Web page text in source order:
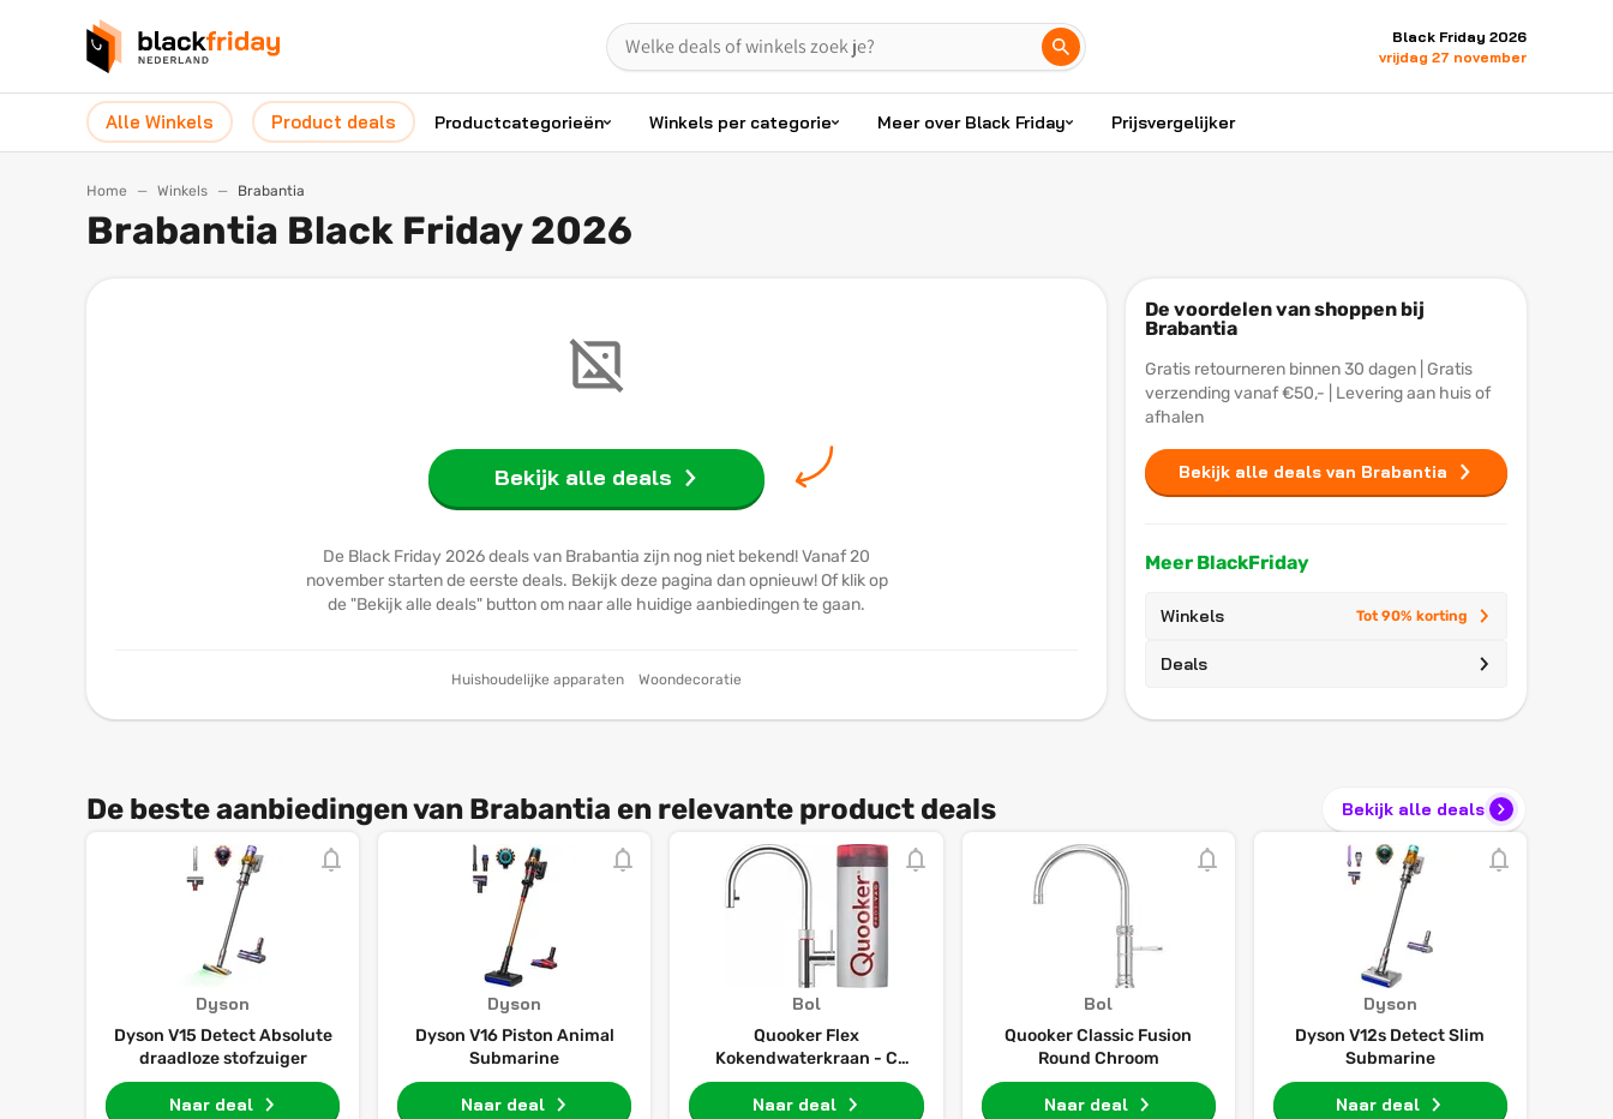
Black Friday 2026
vrijdag 27 november
Alle Winkels Product deals Productcategorieën Winkels per categorie Meer over Black Friday Prijsvergelijker
Home Winkels Brabantia
Brabantia Black Friday 2026
Bekijk alle deals
De Black Friday 2026 deals van Brabantia zijn nog niet bekend! Vanaf 20
november starten de eerste deals. Bekijk deze pagina dan opnieuw! Of klik op
de "Bekijk alle deals" button om naar alle huidige aanbiedingen te gaan.
Huishoudelijke apparaten Woondecoratie
De voordelen van shoppen bij
Brabantia
Gratis retourneren binnen 30 dagen | Gratis
verzending vanaf €50,- | Levering aan huis of
afhalen
Bekijk alle deals van Brabantia
Meer BlackFriday
Winkels Tot 90% korting
Deals
De beste aanbiedingen van Brabantia en relevante product deals Bekijk alle deals
Dyson
Dyson V15 Detect Absolute
draadloze stofzuiger
Naar deal
Dyson
Dyson V16 Piston Animal
Submarine
Naar deal
Bol
Quooker Flex
Kokendwaterkraan - C
uitloop - PRO3 VAQ
Reservoir - Chroom
Naar deal
Bol
Quooker Classic Fusion
Round Chroom
Naar deal
Dyson
Dyson V12s Detect Slim
Submarine
Naar deal